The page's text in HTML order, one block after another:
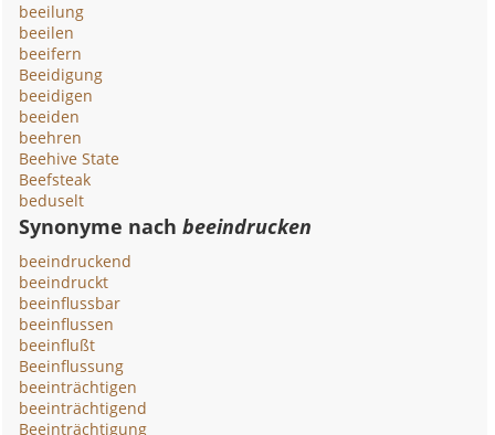
beeilung
beeilen
beeifern
Beeidigung
beeidigen
beeiden
beehren
Beehive State
Beefsteak
beduselt
Synonyme nachbeeindrucken
beeindruckend
beeindruckt
beeinflussbar
beeinflussen
beeinflußt
Beeinflussung
beeinträchtigen
beeinträchtigend
Beeinträchtigung